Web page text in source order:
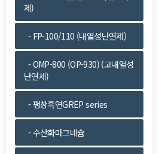
제)
- FP-100/110 (내열성난연제)
- OMP-800 (OP-930) (고내열성
난연제)
- 팽창흑연GREP series
- 수산화마그네슘